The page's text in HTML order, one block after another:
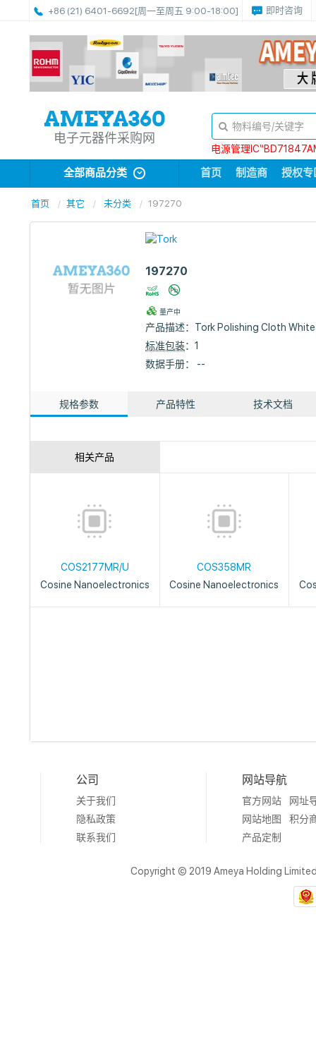
+86 (21) 6401-6692[周一至周五 9:00-18:00] 即时咨询
电子元器件采购网
电源管理
全部商品分类 首页 制造商 授权专
首页 其它 未分类 197270
197270
量产中
产品描述： Tork Polishing Cloth White
标准包装：1
数据手册： --
规格参数 产品特性 技术文档
相关产品
COS2177MR/U
Cosine Nanoelectronics
COS358MR
Cosine Nanoelectronics
公司
关于我们
隐私政策
联系我们
网站导航
官方网站
网址
网站地图
积分
产品定制
Copyright © 2019 Ameya Holding